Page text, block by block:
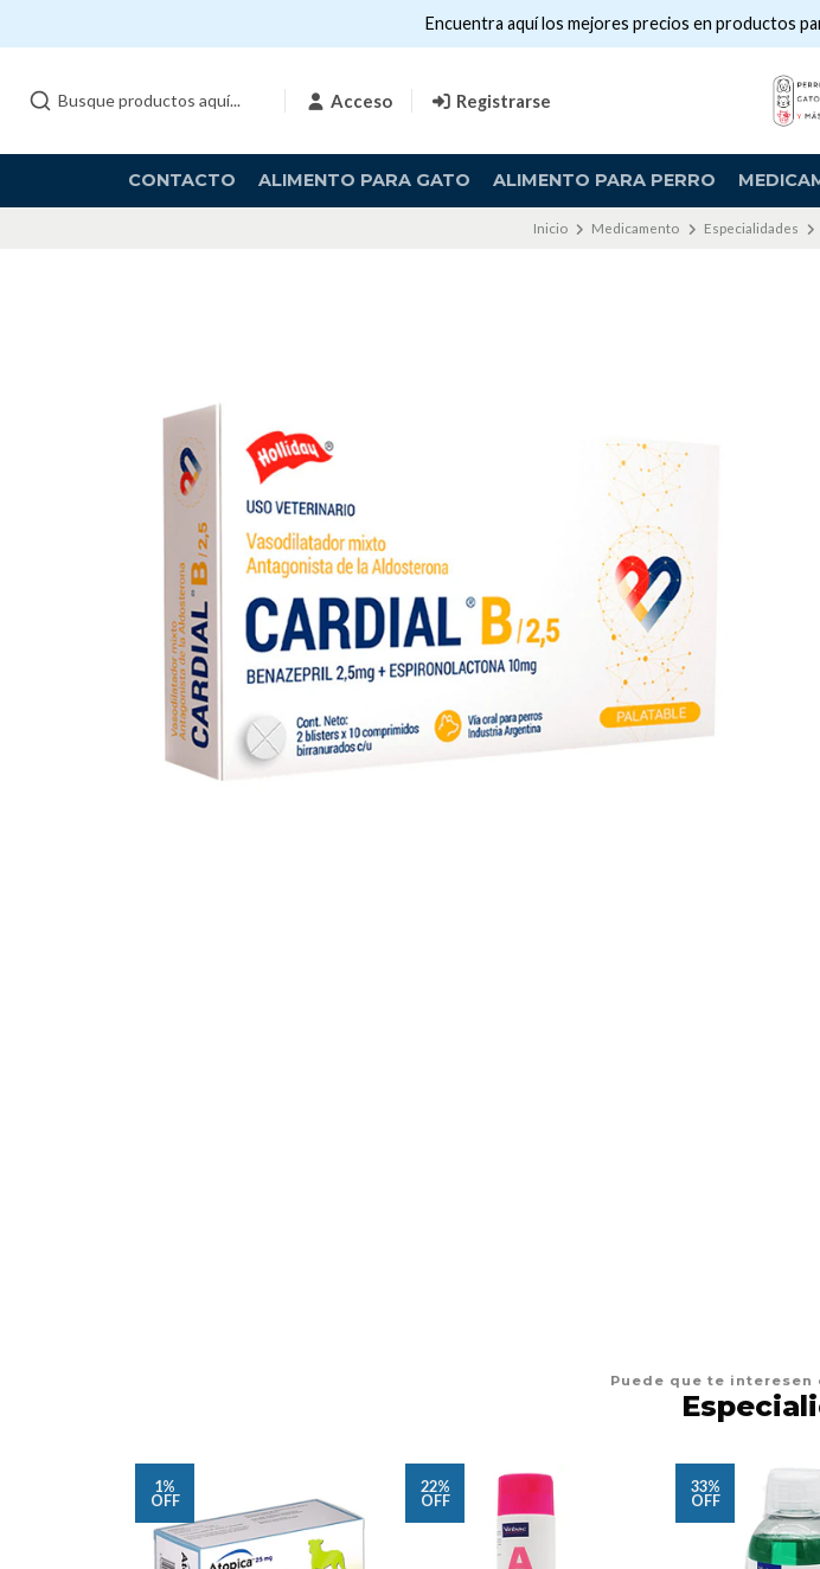
Acceso Registrarse
CONTACTO ALIMENTO PARA GATO ALIMENTO PARA PERRO
Encuentra aquí los mejores precios en productos
Inicio Medicamento Especialidades
Puede que te
1%
OFF
22%
OFF
33%
OFF